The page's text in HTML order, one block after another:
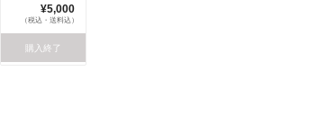
¥5,000
（税込・送料込）
購入終了